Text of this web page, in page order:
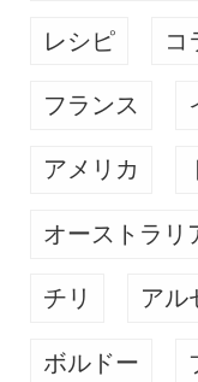
レシピ コ
フランス
アメリカ
オーストラリ
チリ アル
ボルドー